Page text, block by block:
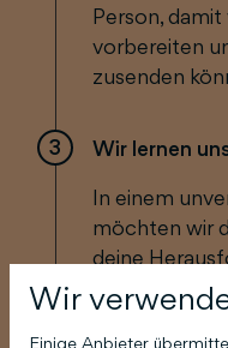
Person,
vorbereiten
zusenden
3
Wir lernen
In einem
möchten wir
deine
Gerne zeigen
Lösungen,
Wir
Einige Anbieter